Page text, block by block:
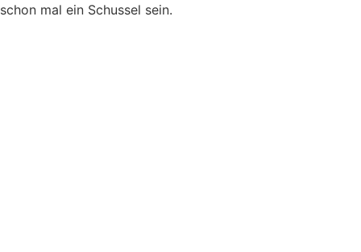
schon mal ein Schussel sein.